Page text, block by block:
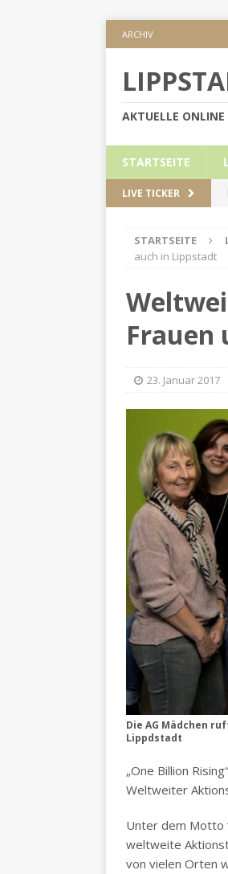
ARCHIV
AKTUELLE
STARTSEITE
LIVE TICKER
STARTSEITE
auch in Lippstadt
Frauen
23. Januar 2017
Die AG Mädchen
Lippdstadt
„One Billion
Weltweiter
Unter dem Motto
weltweite
von vielen Orten